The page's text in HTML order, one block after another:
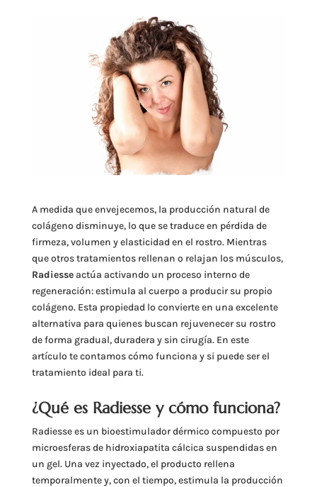
A medida que envejecemos, la producción natural de
colágeno disminuye, lo que se traduce en pérdida de
firmeza, volumen y elasticidad en el rostro. Mientras
que otros tratamientos rellenan o relajan los músculos,
Radiesseactúa activando un proceso interno de
regeneración: estimula al cuerpo a producir su propio
colágeno. Esta propiedad lo convierte en una excelente
alternativa para quienes buscan rejuvenecer su rostro
de forma gradual, duradera y sin cirugía. En este
artículo te contamos cómo funciona y si puede ser el
tratamiento ideal para ti.
¿Qué es Radiesse y cómo funciona?
Radiesse es un bioestimulador dérmico compuesto por
microesferas de hidroxiapatita cálcica suspendidas en
un gel. Una vez inyectado, el producto rellena
temporalmente y, con el tiempo, estimula la producción